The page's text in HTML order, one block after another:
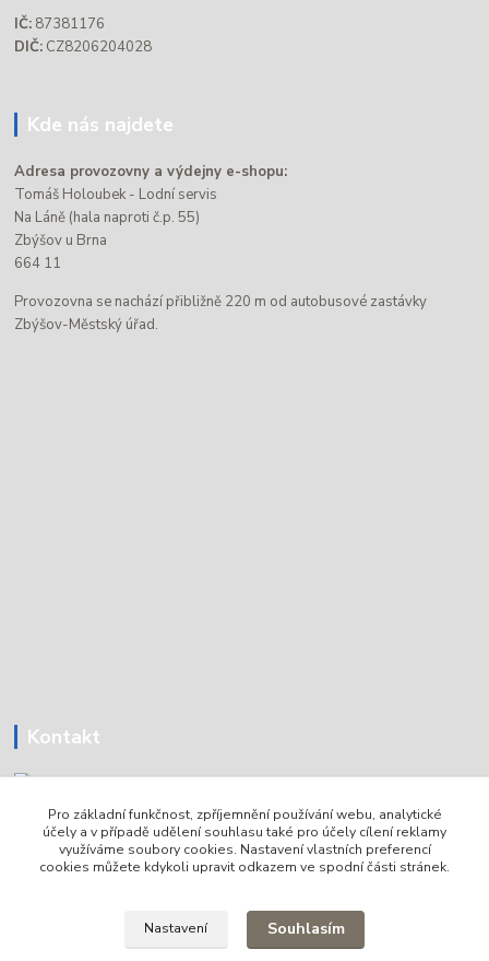
IČ: 87381176
DIČ: CZ8206204028
Kde nás najdete
Adresa provozovny a výdejny e-shopu:
Tomáš Holoubek - Lodní servis
Na Láně (hala naproti č.p. 55)
Zbýšov u Brna
664 11
Provozovna se nachází přibližně 220 m od autobusové zastávky
Zbýšov-Městský úřad.
Kontakt
Tomáš Holoubek
+420736720979
Pro základní funkčnost, zpříjemnění používání webu, analytické
účely a v případě udělení souhlasu také pro účely cílení reklamy
využíváme soubory cookies. Nastavení vlastních preferencí
cookies můžete kdykoli upravit odkazem ve spodní části stránek.
Nastavení Souhlasím